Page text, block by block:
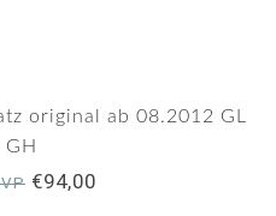
original ab 08.2012 GL
GH
€94,00